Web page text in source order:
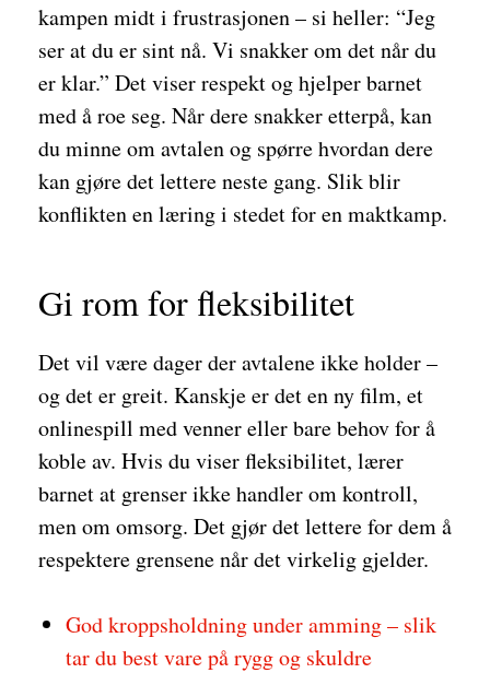
kampen midt i frustrasjonen – si heller: “Jeg
ser at du er sint nå. Vi snakker om det når du
er klar.” Det viser respekt og hjelper barnet
med å roe seg. Når dere snakker etterpå, kan
du minne om avtalen og spørre hvordan dere
kan gjøre det lettere neste gang. Slik blir
konflikten en læring i stedet for en maktkamp.
Gi rom for fleksibilitet
Det vil være dager der avtalene ikke holder –
og det er greit. Kanskje er det en ny film, et
onlinespill med venner eller bare behov for å
koble av. Hvis du viser fleksibilitet, lærer
barnet at grenser ikke handler om kontroll,
men om omsorg. Det gjør det lettere for dem å
respektere grensene når det virkelig gjelder.
God kroppsholdning under amming – slik
tar du best vare på rygg og skuldre